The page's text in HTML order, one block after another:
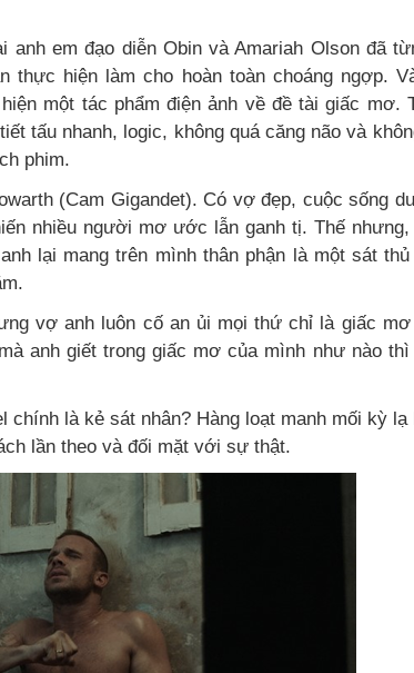
em đạo diễn Obin và Amariah Olson đã
thực hiện làm cho hoàn toàn choáng ngợp.
một tác phẩm điện ảnh về đề tài giấc mơ.
tấu nhanh, logic, không quá căng não và
phim.
(Cam Gigandet). Có vợ đẹp, cuộc sống
nhiều người mơ ước lẫn ganh tị. Thế nhưng,
lại mang trên mình thân phận là một sát thủ
vợ anh luôn cố an ủi mọi thứ chỉ là giấc
anh giết trong giấc mơ của mình như nào thì
là kẻ sát nhân? Hàng loạt manh mối kỳ lạ
lần theo và đối mặt với sự thật.